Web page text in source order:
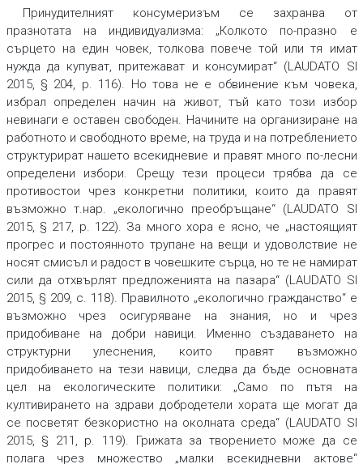
Принудителният консумеризъм се захранва от
празнотата на индивидуализма: „Колкото по-празно е
сърцето на един човек, толкова повече той или тя имат
нужда да купуват, притежават и консумират“ (LAUDATO SI
2015, § 204, p. 116). Но това не е обвинение към човека,
избрал определен начин на живот, тъй като този избор
невинаги е оставен свободен. Начините на организиране на
работното и свободното време, на труда и на потреблението
структурират нашето всекидневие и правят много по-лесни
определени избори. Срещу тези процеси трябва да се
противостои чрез конкретни политики, които да правят
възможно т.нар. „екологично преобръщане“ (LAUDATO SI
2015, § 217, p. 122). За много хора е ясно, че „настоящият
прогрес и постоянното трупане на вещи и удоволствие не
носят смисъл и радост в човешките сърца, но те не намират
сили да отхвърлят предложенията на пазара“ (LAUDATO SI
2015, § 209, с. 118). Правилното „екологично гражданство“ е
възможно чрез осигуряване на знания, но и чрез
придобиване на добри навици. Именно създаването на
структурни улеснения, които правят възможно
придобиването на тези навици, следва да бъде основната
цел на екологическите политики: „Само по пътя на
култивирането на здрави добродетели хората ще могат да
се посветят безкористно на околната среда“ (LAUDATO SI
2015, § 211, p. 119). Грижата за творението може да се
полага чрез множество „малки всекидневни актове“